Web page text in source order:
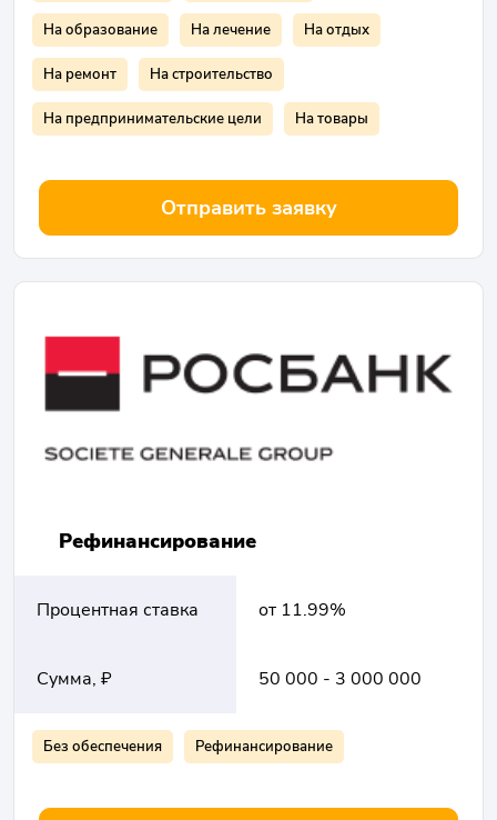
На образование На лечение На отдых
На ремонт На строительство
На предпринимательские цели На товары
Отправить заявку
Рефинансирование
Процентная ставка от 11.99%
Сумма, ₽ 50 000 - 3 000 000
Без обеспечения Рефинансирование